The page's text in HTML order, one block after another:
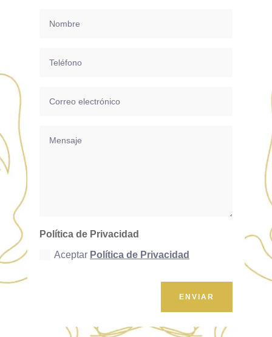
Política de Privacidad
Aceptar Política de Privacidad
ENVIAR